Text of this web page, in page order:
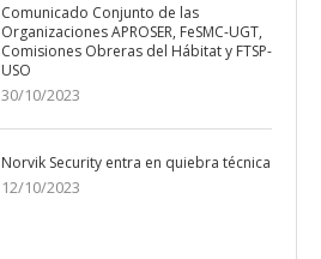
Comunicado Conjunto de las
Organizaciones APROSER, FeSMC-UGT,
Comisiones Obreras del Hábitat y FTSP-
USO
30/10/2023
Norvik Security entra en quiebra técnica
12/10/2023